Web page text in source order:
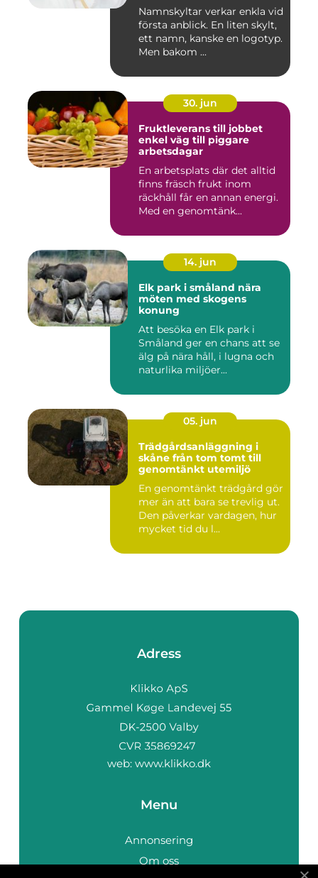
Namnskyltar verkar enkla vid
första anblick. En liten skylt,
ett namn, kanske en logotyp.
Men bakom ...
30. jun
Fruktleverans till jobbet
enkel väg till piggare
arbetsdagar
En arbetsplats där det alltid
finns fräsch frukt inom
räckhåll får en annan energi.
Med en genomtänk...
14. jun
Elk park i småland nära
möten med skogens
konung
Att besöka en Elk park i
Småland ger en chans att se
älg på nära håll, i lugna och
naturlika miljöer...
05. jun
Trädgårdsanläggning i
skåne från tom tomt till
genomtänkt utemiljö
En genomtänkt trädgård gör
mer än att bara se trevlig ut.
Den påverkar vardagen, hur
mycket tid du l...
Adress
web: www.klikko.dk
Menu
Annonsering
Om oss